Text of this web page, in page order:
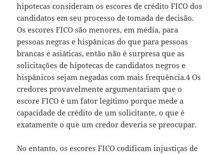
hipotecas consideram os escores de crédito FICO dos
candidatos em seu processo de tomada de decisão.
Os escores FICO são menores, em média, para
pessoas negras e hispânicas do que para pessoas
brancas e asiáticas, então não é surpresa que as
solicitações de hipotecas de candidatos negros e
hispânicos sejam negadas com mais frequência.4 Os
credores provavelmente argumentariam que o
escore FICO é um fator legítimo porque mede a
capacidade de crédito de um solicitante, o que é
exatamente o que um credor deveria se preocupar.
No entanto, os escores FICO codificam injustiças de